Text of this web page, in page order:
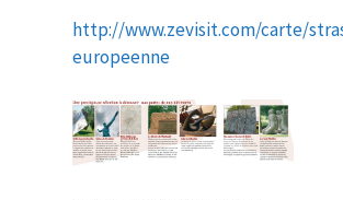
http://www.zevisit.com/carte/
europeenne